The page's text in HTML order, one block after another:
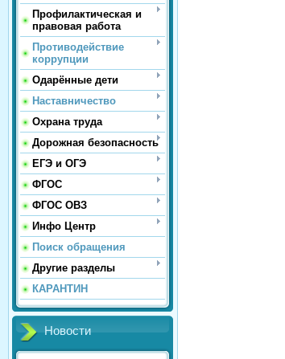
Профилактическая и
правовая работа
Противодействие
коррупции
Одарённые дети
Наставничество
Охрана труда
Дорожная безопасность
ЕГЭ и ОГЭ
ФГОС
ФГОС ОВЗ
Инфо Центр
Поиск обращения
Другие разделы
КАРАНТИН
Новости